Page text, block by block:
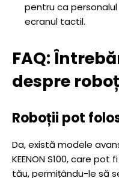
pentru ca
ecranul tactil.
FAQ:
despre
Roboții pot
Da, există modele
KEENON S100, care
tău, permițându-le să